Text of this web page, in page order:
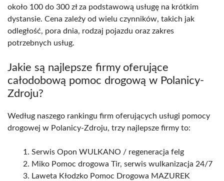
około 100 do 300 zł za podstawową usługę na krótkim
dystansie. Cena zależy od wielu czynników, takich jak
odległość, pora dnia, rodzaj pojazdu oraz zakres
potrzebnych usług.
Jakie są najlepsze firmy oferujące
całodobową pomoc drogową w Polanicy-
Zdroju?
Według naszego rankingu firm oferujących usługi pomocy
drogowej w Polanicy-Zdroju, trzy najlepsze firmy to:
Serwis Opon WULKANO / regeneracja felg
Miko Pomoc drogowa Tir, serwis wulkanizacja 24/7
Laweta Kłodzko Pomoc Drogowa MAZUREK